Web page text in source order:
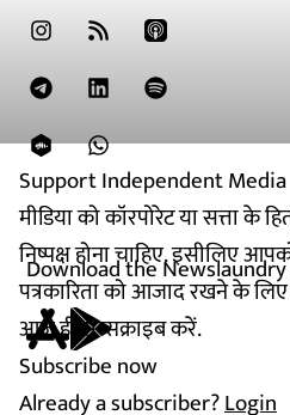
Support Independent Media
मीडिया को कॉरपोरेट या सत्ता के
निष्पक्ष होना चाहिए. इसीलिए
पत्रकारिता को आजाद रखने के
आज ही सब्सक्राइब करें.
Subscribe now
Already a subscriber?Login
Download the